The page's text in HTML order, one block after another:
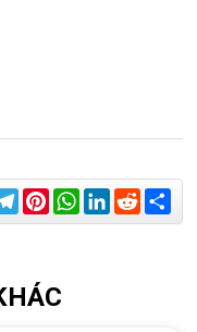
Telegram
Pinterest
WhatsApp
LinkedIn
Reddit